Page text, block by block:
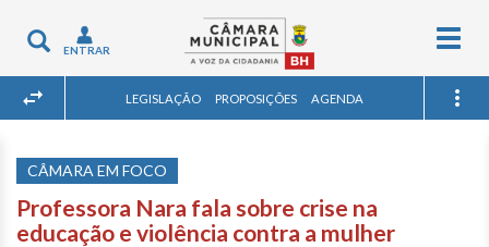
Toggle
navigation
ENTRAR
LEGISLAÇÃO PROPOSIÇÕES AGENDA
CÂMARA EM FOCO
Professora Nara fala sobre crise na
educação e violência contra a mulher